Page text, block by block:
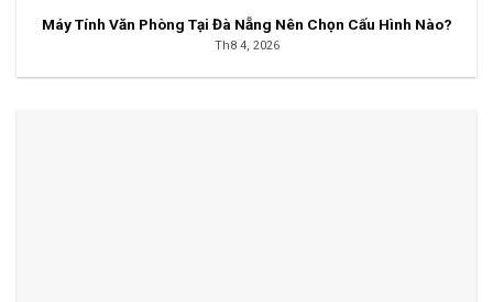
Máy Tính Văn Phòng Tại Đà Nẵng Nên Chọn Cấu Hình Nào?
Th8 4, 2026